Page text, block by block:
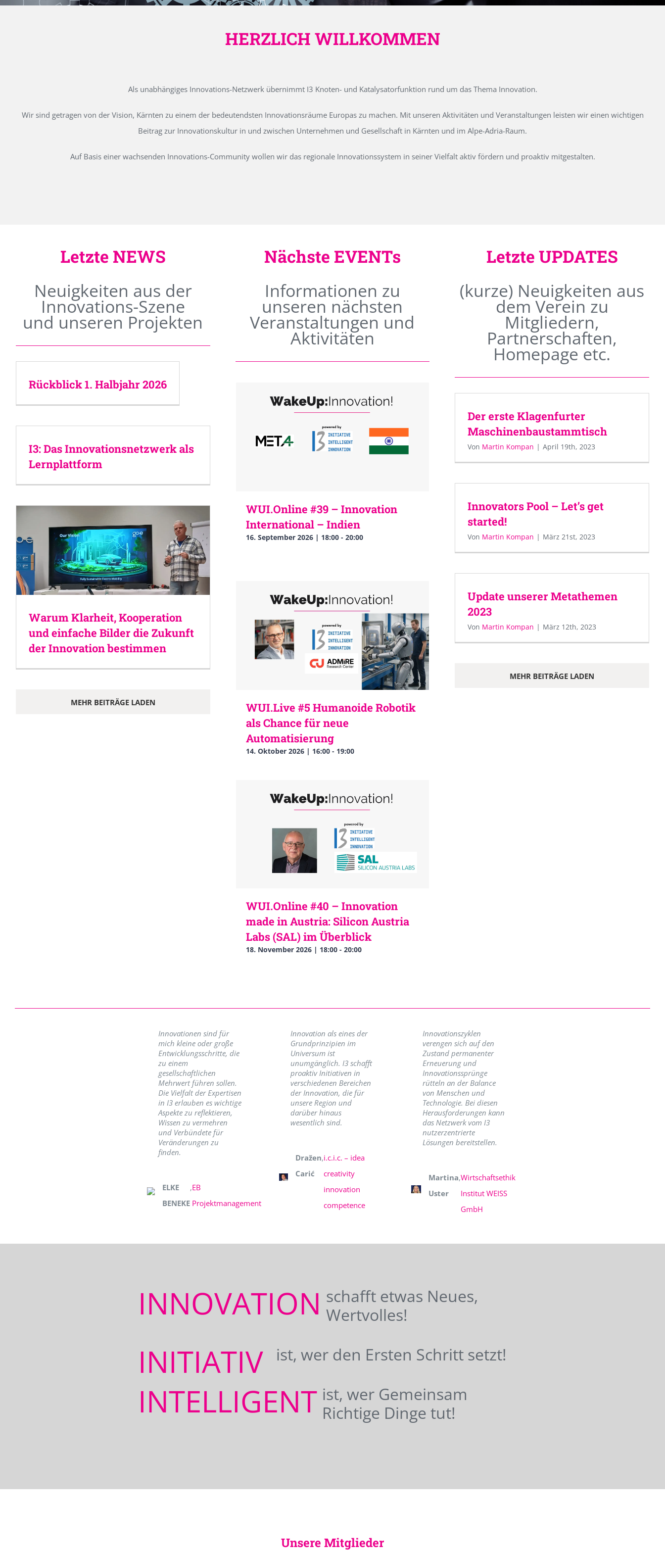
HERZLICH WILLKOMMEN
Als unabhängiges Innovations-Netzwerk übernimmt I3 Knoten- und Katalysatorfunktion rund um das Thema Innovation.
Wir sind getragen von der Vision, Kärnten zu einem der bedeutendsten Innovationsräume Europas zu machen. Mit unseren Aktivitäten und Veranstaltungen leisten wir einen wichtigen
Beitrag zur Innovationskultur in und zwischen Unternehmen und Gesellschaft in Kärnten und im Alpe-Adria-Raum.
Auf Basis einer wachsenden Innovations-Community wollen wir das regionale Innovationssystem in seiner Vielfalt aktiv fördern und proaktiv mitgestalten.
Letzte NEWS
Neuigkeiten aus der
Innovations-Szene
und unseren Projekten
Rückblick 1. Halbjahr 2026
I3: Das Innovationsnetzwerk als
Lernplattform
Warum Klarheit, Kooperation
und einfache Bilder die Zukunft
der Innovation bestimmen
MEHR BEITRÄGE LADEN
Nächste EVENTs
Informationen zu
unseren nächsten
Veranstaltungen und
Aktivitäten
WUI.Online #39 – Innovation
International – Indien
16. September 2026 | 18:00- 20:00
WUI.Live #5 Humanoide Robotik
als Chance für neue
Automatisierung
14. Oktober 2026 | 16:00- 19:00
WUI.Online #40 – Innovation
made in Austria: Silicon Austria
Labs (SAL) im Überblick
18. November 2026 | 18:00- 20:00
Letzte UPDATES
(kurze) Neuigkeiten aus
dem Verein zu
Mitgliedern,
Partnerschaften,
Homepage etc.
Der erste Klagenfurter
Maschinenbaustammtisch
Von Martin Kompan | April 19th, 2023
Innovators Pool – Let’s get
started!
Von Martin Kompan | März 21st, 2023
Update unserer Metathemen
2023
Von Martin Kompan | März 12th, 2023
MEHR BEITRÄGE LADEN
Innovationen sind für
mich kleine oder große
Entwicklungsschritte, die
zu einem
gesellschaftlichen
Mehrwert führen sollen.
Die Vielfalt der Expertisen
in I3 erlauben es wichtige
Aspekte zu reflektieren,
Wissen zu vermehren
und Verbündete für
Veränderungen zu
finden.
ELKE
BENEKE
,EB
Projektmanagement
Innovation als eines der
Grundprinzipien im
Universum ist
unumgänglich. I3 schafft
proaktiv Initiativen in
verschiedenen Bereichen
der Innovation, die für
unsere Region und
darüber hinaus
wesentlich sind.
Dražen
Carić
,i.c.i.c. – idea
creativity
innovation
competence
Innovationszyklen
verengen sich auf den
Zustand permanenter
Erneuerung und
Innovationssprünge
rütteln an der Balance
von Menschen und
Technologie. Bei diesen
Herausforderungen kann
das Netzwerk vom I3
nutzerzentrierte
Lösungen bereitstellen.
Martina
Uster
,Wirtschaftsethik
Institut WEISS
GmbH
INNOVATION schafft etwas Neues,
Wertvolles!
INITIATIV ist, wer den Ersten Schritt setzt!
INTELLIGENT ist, wer Gemeinsam
Richtige Dinge tut!
Unsere Mitglieder